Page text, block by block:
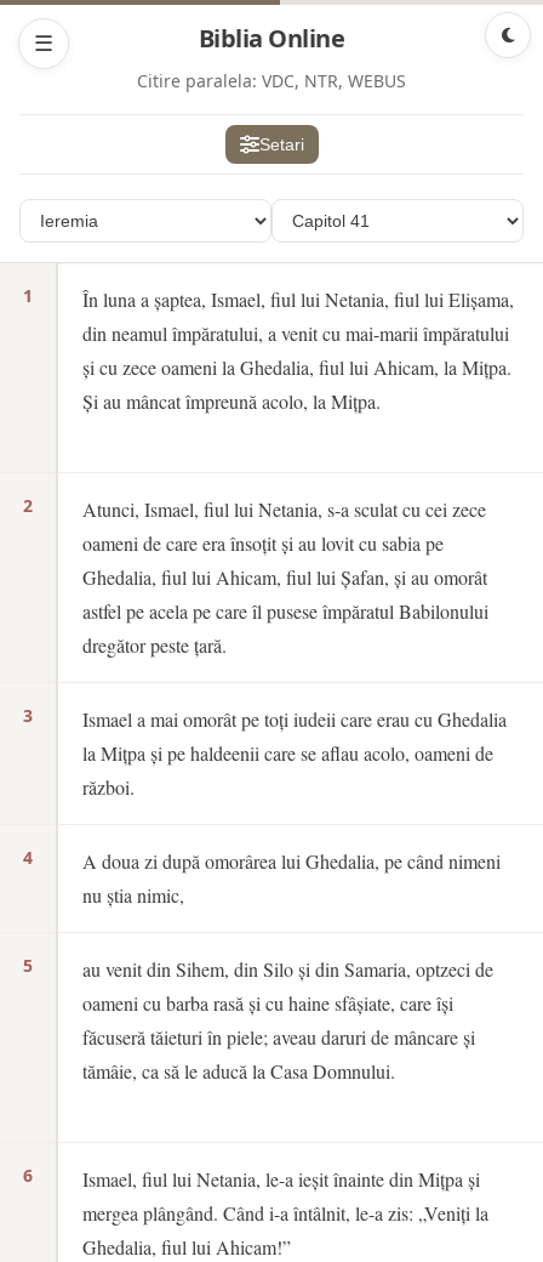
☰ Biblia Online
Citire paralela: VDC, NTR, WEBUS
Setari
1
2
3
4
5
6
În luna a șaptea, Ismael, fiul lui Netania, fiul lui Elișama,
din neamul împăratului, a venit cu mai-marii împăratului
și cu zece oameni la Ghedalia, fiul lui Ahicam, la Mițpa.
Și au mâncat împreună acolo, la Mițpa.
Atunci, Ismael, fiul lui Netania, s-a sculat cu cei zece
oameni de care era însoțit și au lovit cu sabia pe
Ghedalia, fiul lui Ahicam, fiul lui Șafan, și au omorât
astfel pe acela pe care îl pusese împăratul Babilonului
dregător peste țară.
Ismael a mai omorât pe toți iudeii care erau cu Ghedalia
la Mițpa și pe haldeenii care se aflau acolo, oameni de
război.
A doua zi după omorârea lui Ghedalia, pe când nimeni
nu știa nimic,
au venit din Sihem, din Silo și din Samaria, optzeci de
oameni cu barba rasă și cu haine sfâșiate, care își
făcuseră tăieturi în piele; aveau daruri de mâncare și
tămâie, ca să le aducă la Casa Domnului.
Ismael, fiul lui Netania, le-a ieșit înainte din Mițpa și
mergea plângând. Când i-a întâlnit, le-a zis: „Veniți la
Ghedalia, fiul lui Ahicam!”